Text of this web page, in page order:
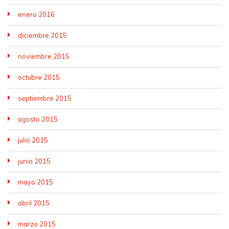
enero 2016
diciembre 2015
noviembre 2015
octubre 2015
septiembre 2015
agosto 2015
julio 2015
junio 2015
mayo 2015
abril 2015
marzo 2015